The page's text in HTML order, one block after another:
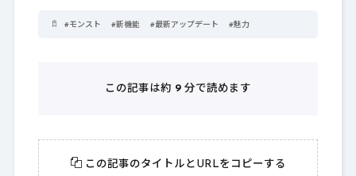
#モンスト #新機能 #最新アップデート #魅力
この記事は約 9 分で読めます
この記事のタイトルとURLをコピーする